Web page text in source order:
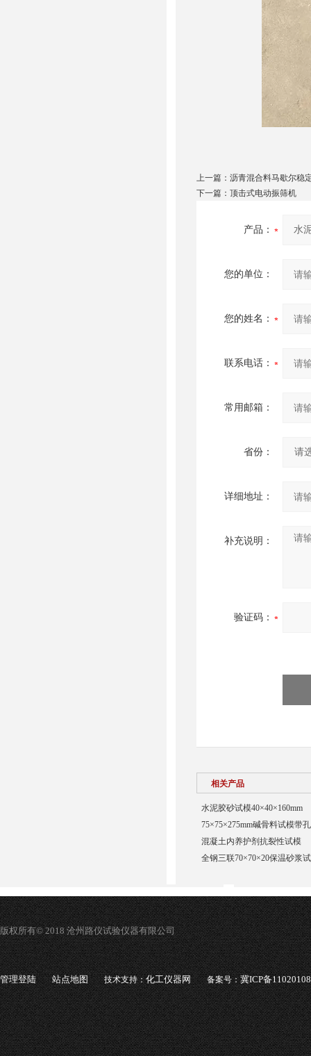
上一篇： 沥青混合料马歇尔稳
下一篇： 顶击式电动振筛机
产品：
您的单位：
您的姓名：
联系电话：
常用邮箱：
省份：
详细地址：
补充说明：
验证码：
相关产品
水泥胶砂试模40×40×160mm
75×75×275mm碱骨料试模带孔
混凝土内养护剂抗裂性试模
全钢三联70×70×20保温砂浆
版权所有© 2018 沧州路仪试验仪器有限公司
管理登陆 站点地图 技术支持：化工仪器网 备案号：冀ICP备